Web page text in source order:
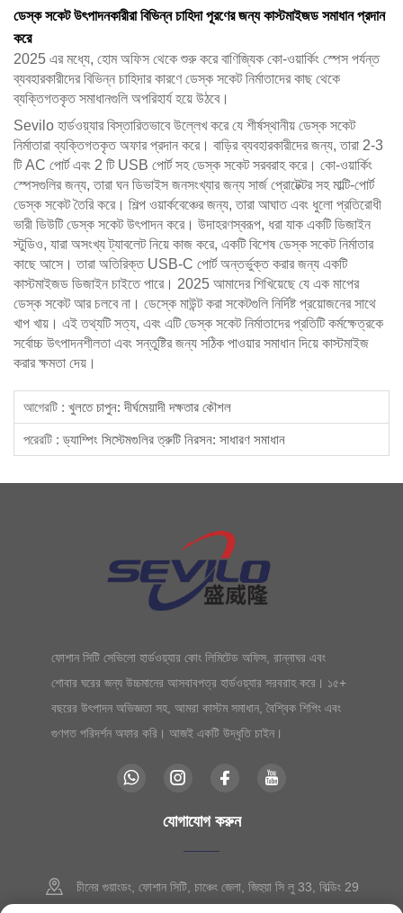
ডেস্ক সকেট উৎপাদনকারীরা বিভিন্ন চাহিদা পূরণের জন্য কাস্টমাইজড সমাধান প্রদান
করে
2025 এর মধ্যে, হোম অফিস থেকে শুরু করে বাণিজ্যিক কো-ওয়ার্কিং স্পেস পর্যন্ত
ব্যবহারকারীদের বিভিন্ন চাহিদার কারণে ডেস্ক সকেট নির্মাতাদের কাছ থেকে
ব্যক্তিগতকৃত সমাধানগুলি অপরিহার্য হয়ে উঠবে।
Sevilo হার্ডওয়্যার বিস্তারিতভাবে উল্লেখ করে যে শীর্ষস্থানীয় ডেস্ক সকেট
নির্মাতারা ব্যক্তিগতকৃত অফার প্রদান করে। বাড়ির ব্যবহারকারীদের জন্য, তারা 2-3
টি AC পোর্ট এবং 2 টি USB পোর্ট সহ ডেস্ক সকেট সরবরাহ করে। কো-ওয়ার্কিং
স্পেসগুলির জন্য, তারা ঘন ডিভাইস জনসংখ্যার জন্য সার্জ প্রোটেক্টর সহ মাল্টি-পোর্ট
ডেস্ক সকেট তৈরি করে। শিল্প ওয়ার্কবেঞ্চের জন্য, তারা আঘাত এবং ধুলো প্রতিরোধী
ভারী ডিউটি ডেস্ক সকেট উৎপাদন করে। উদাহরণস্বরূপ, ধরা যাক একটি ডিজাইন
স্টুডিও, যারা অসংখ্য ট্যাবলেট নিয়ে কাজ করে, একটি বিশেষ ডেস্ক সকেট নির্মাতার
কাছে আসে। তারা অতিরিক্ত USB-C পোর্ট অন্তর্ভুক্ত করার জন্য একটি
কাস্টমাইজড ডিজাইন চাইতে পারে। 2025 আমাদের শিখিয়েছে যে এক মাপের
ডেস্ক সকেট আর চলবে না। ডেস্কে মাউন্ট করা সকেটগুলি নির্দিষ্ট প্রয়োজনের সাথে
খাপ খায়। এই তথ্যটি সত্য, এবং এটি ডেস্ক সকেট নির্মাতাদের প্রতিটি কর্মক্ষেত্রকে
সর্বোচ্চ উৎপাদনশীলতা এবং সন্তুষ্টির জন্য সঠিক পাওয়ার সমাধান দিয়ে কাস্টমাইজ
করার ক্ষমতা দেয়।
আগেরটি : খুলতে চাপুন: দীর্ঘমেয়াদী দক্ষতার কৌশল
পরেরটি : ড্যাম্পিং সিস্টেমগুলির ত্রুটি নিরসন: সাধারণ সমাধান
ফোশান সিটি সেভিলো হার্ডওয়্যার কোং লিমিটেড অফিস, রান্নাঘর এবং
শোবার ঘরের জন্য উচ্চমানের আসবাবপত্র হার্ডওয়্যার সরবরাহ করে। ১৫+
বছরের উৎপাদন অভিজ্ঞতা সহ, আমরা কাস্টম সমাধান, বৈশ্বিক শিপিং এবং
গুণগত পরিদর্শন অফার করি। আজই একটি উদ্ধৃতি চাইন।
যোগাযোগ করুন
চীনের গুয়াংডং, ফোশান সিটি, চাঞ্চেং জেলা, জিহুয়া সি লু 33, বিল্ডিং 29